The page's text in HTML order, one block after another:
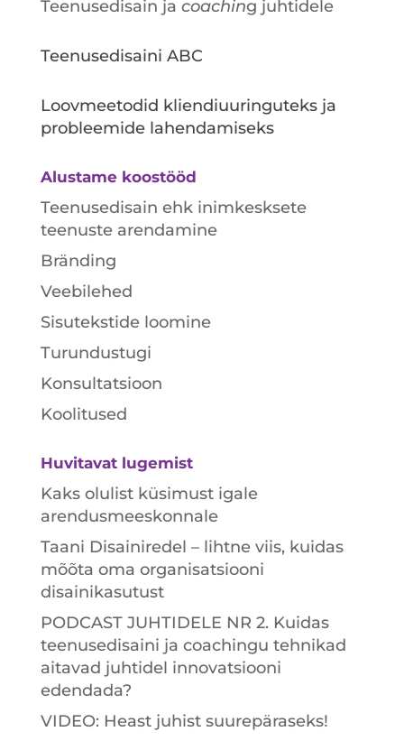
Teenusedisain ja coaching juhtidele
Teenusedisaini ABC
Loovmeetodid kliendiuuringuteks ja
probleemide lahendamiseks
Alustame koostööd
Teenusedisain ehk inimkesksete
teenuste arendamine
Bränding
Veebilehed
Sisutekstide loomine
Turundustugi
Konsultatsioon
Koolitused
Huvitavat lugemist
Kaks olulist küsimust igale
arendusmeeskonnale
Taani Disainiredel – lihtne viis, kuidas
mõõta oma organisatsiooni
disainikasutust
PODCAST JUHTIDELE NR 2. Kuidas
teenusedisaini ja coachingu tehnikad
aitavad juhtidel innovatsiooni
edendada?
VIDEO: Heast juhist suurepäraseks!